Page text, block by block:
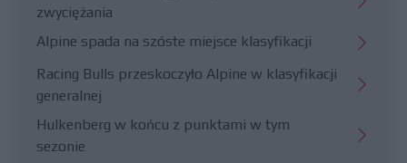
zwyciężania
Alpine spada na szóste miejsce klasyfikacji
Racing Bulls przeskoczyło Alpine w klasyfikacji
generalnej
Hulkenberg w końcu z punktami w tym
sezonie